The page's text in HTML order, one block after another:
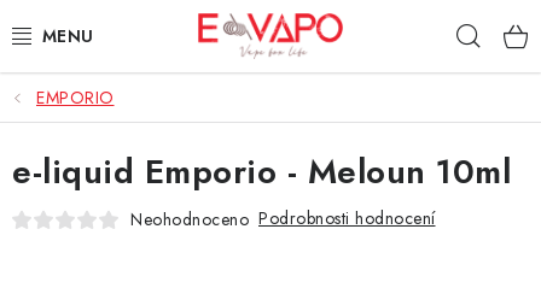
na
3D TISK
TIPY ZA DOBROU CENU
AROMATA A PŘÍCHUTĚ
EMPORIO
e-liquid Emporio - Meloun 10ml
Neohodnoceno Podrobnosti hodnocení